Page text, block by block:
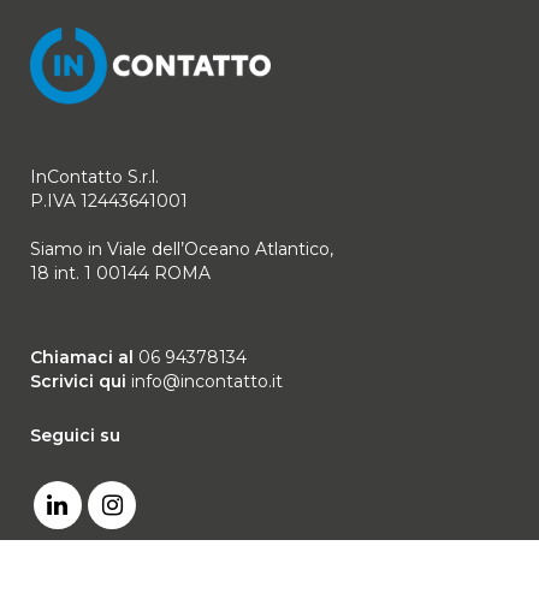
InContatto S.r.l.
P.IVA 12443641001
Siamo in Viale dell’Oceano Atlantico,
18 int. 1 00144 ROMA
Chiamaci al 06 94378134
Scrivici qui info@incontatto.it
Seguici su